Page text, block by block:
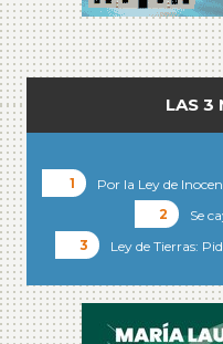
LAS 3
Por la Ley de
Se
Ley de Tierras: